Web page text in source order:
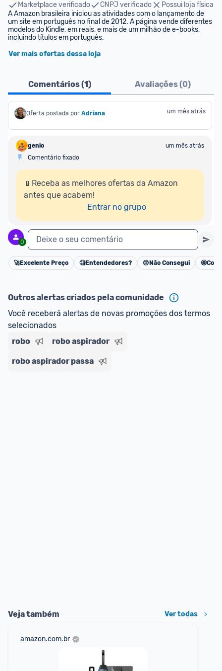
Marketplace verificado
CNPJ verificado
Possui loja física
A Amazon brasileira iniciou as atividades com o lançamento de
um site em português no final de 2012. A página vende diferentes
modelos do Kindle, em reais, e mais de um milhão de e-books,
incluindo títulos em português.
Ver mais ofertas dessa loja
Comentários (1) Avaliações (0)
Oferta postada por Adriana um mês atrás
genio
um mês atrás
Comentário fixado
📱Receba as melhores ofertas da Amazon
antes que acabem!
Entrar no grupo
0 Deixe o seu comentário
Cancelar
🚀Excelente Preço 🧐Entendedores? 😢 Não Consegui 🤩
Outros alertas criados pela comunidade
Você receberá alertas de novas promoções dos termos
selecionados
robo
robo aspirador
robo aspirador passa
Veja também Ver todas
amazon.com.br